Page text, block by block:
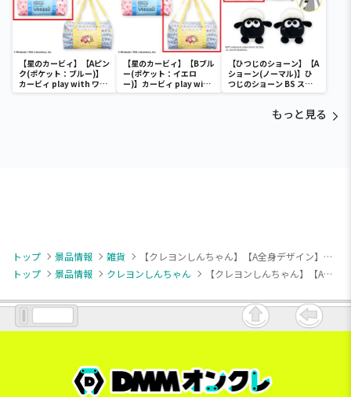
【星のカービィ】【Aピン
ク(ポケット：ブルー)】
カービィ play with ワド
ルディ ボストンバッグ
【星のカービィ】【Bブル
ー(ポケット：イエロ
ー)】カービィ play with
ワドルディ ボストンバッ
【ひつじのショーン】【A
ショーン(ノーマル)】ひ
つじのショーン BS スマ
ホショーンルダー
もっと見る
トップ 景品情報 雑貨
【クレヨンしんちゃん】【A全身デザイン】クレヨンしんちゃん サラダボウル＆トング～もりもりフルーツ！だゾ～
トップ
景品情報 クレヨンしんちゃん 【クレヨンしんちゃん】【A全身デザイン】クレヨンしんちゃん サラダボウル＆トング～もりもりフルーツ！だゾ～